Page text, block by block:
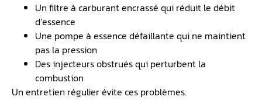
Un filtre à carburant encrassé qui réduit le débit
d’essence
Une pompe à essence défaillante qui ne maintient
pas la pression
Des injecteurs obstrués qui perturbent la
combustion
Un entretien régulier évite ces problèmes.